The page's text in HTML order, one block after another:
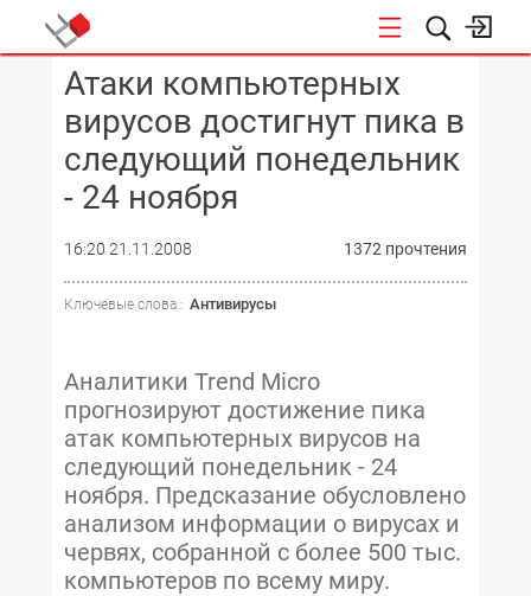
КОНФЕРЕНЦИИ
Атаки компьютерных
вирусов достигнут пика в
следующий понедельник
- 24 ноября
16:20 21.11.2008 1372 прочтения
Ключевые слова : Антивирусы
Аналитики Trend Micro
прогнозируют достижение пика
атак компьютерных вирусов на
следующий понедельник - 24
ноября. Предсказание обусловлено
анализом информации о вирусах и
червях, собранной с более 500 тыс.
компьютеров по всему миру.